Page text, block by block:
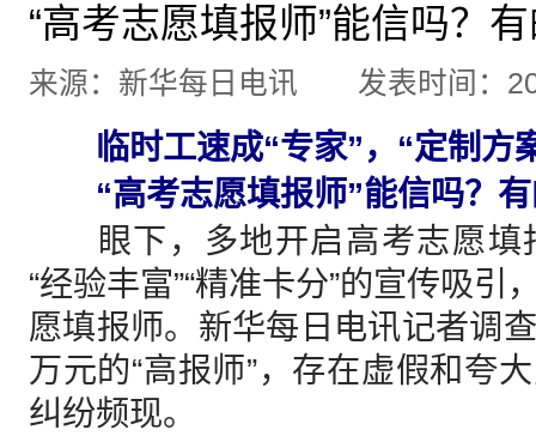
“高考志愿填报师”能信吗？
来源：新华每日电讯 发表时间
临时工速成“专家”，“定制方
“高考志愿填报师”能信吗？有
眼下，多地开启高考志愿填
“经验丰富”“精准卡分”的宣传吸
愿填报师。新华每日电讯记者调
万元的“高报师”，存在虚假和夸
纠纷频现。